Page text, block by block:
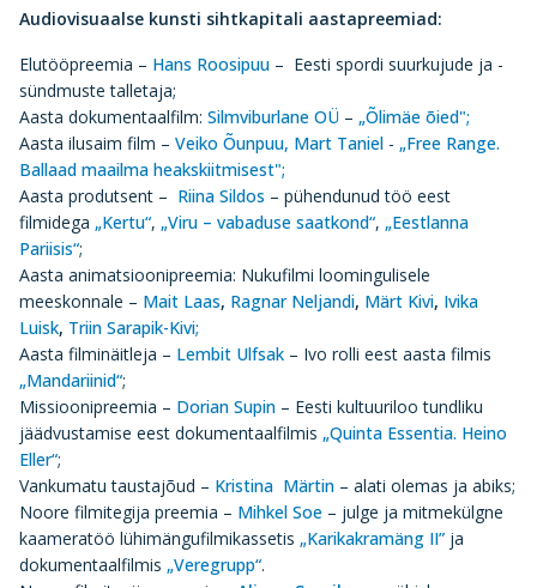
Audiovisuaalse kunsti sihtkapitali aastapreemiad:
Elutööpreemia – Hans Roosipuu – Eesti spordi suurkujude ja -
sündmuste talletaja;
Aasta dokumentaalfilm: Silmviburlane OÜ – „Õlimäe õied";
Aasta ilusaim film – Veiko Õunpuu, Mart Taniel - „Free Range.
Ballaad maailma heakskiitmisest";
Aasta produtsent – Riina Sildos – pühendunud töö eest
filmidega „Kertu“, „Viru – vabaduse saatkond“, „Eestlanna
Pariisis“;
Aasta animatsioonipreemia: Nukufilmi loomingulisele
meeskonnale – Mait Laas, Ragnar Neljandi, Märt Kivi, Ivika
Luisk, Triin Sarapik-Kivi;
Aasta filminäitleja – Lembit Ulfsak – Ivo rolli eest aasta filmis
„Mandariinid“;
Missioonipreemia – Dorian Supin – Eesti kultuuriloo tundliku
jäädvustamise eest dokumentaalfilmis „Quinta Essentia. Heino
Eller“;
Vankumatu taustajõud – Kristina Märtin – alati olemas ja abiks;
Noore filmitegija preemia – Mihkel Soe – julge ja mitmekülgne
kaameratöö lühimängufilmikassetis „Karikakramäng II” ja
dokumentaalfilmis „Veregrupp“.